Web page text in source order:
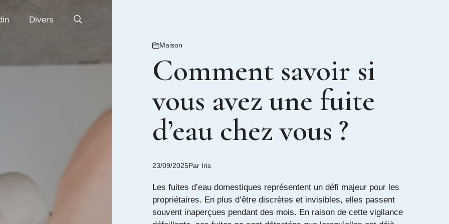
Divers
Maison
Comment savoir si
vous avez une fuite
d’eau chez vous ?
23/09/2025Par Iris
Les fuites d’eau domestiques représentent un défi majeur pour les
propriétaires. En plus d’être discrètes et invisibles, elles passent
souvent inaperçues pendant des mois. En raison de cette vigilance